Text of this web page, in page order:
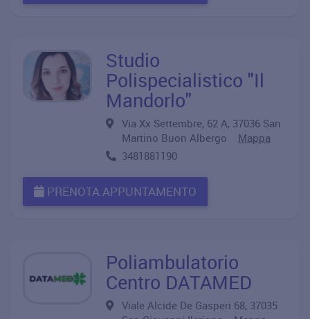
Studio
Polispecialistico "Il
Mandorlo"
Via Xx Settembre, 62 A, 37036 San
Martino Buon Albergo Mappa
3481881190
PRENOTA APPUNTAMENTO
Poliambulatorio
Centro DATAMED
Viale Alcide De Gasperi 68, 37035